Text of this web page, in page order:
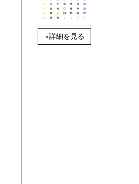
»詳細を見る